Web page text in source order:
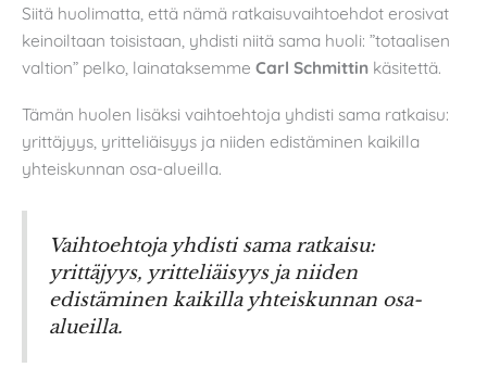
Siitä huolimatta, että nämä ratkaisuvaihtoehdot erosivat
keinoiltaan toisistaan, yhdisti niitä sama huoli: ”totaalisen
valtion” pelko, lainataksemme Carl Schmittin käsitettä.
Tämän huolen lisäksi vaihtoehtoja yhdisti sama ratkaisu:
yrittäjyys, yritteliäisyys ja niiden edistäminen kaikilla
yhteiskunnan osa-alueilla.
Vaihtoehtoja yhdisti sama ratkaisu:
yrittäjyys, yritteliäisyys ja niiden
edistäminen kaikilla yhteiskunnan osa-
alueilla.